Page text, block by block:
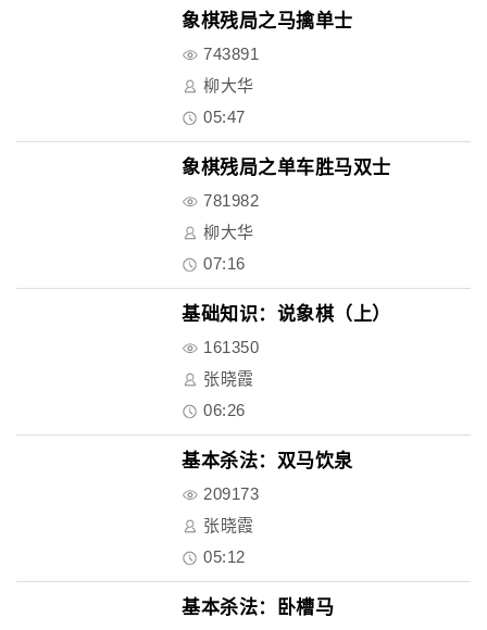
象棋残局之马擒单士
743891
柳大华
05:47
象棋残局之单车胜马双士
781982
柳大华
07:16
基础知识：说象棋（上）
161350
张晓霞
06:26
基本杀法：双马饮泉
209173
张晓霞
05:12
基本杀法：卧槽马